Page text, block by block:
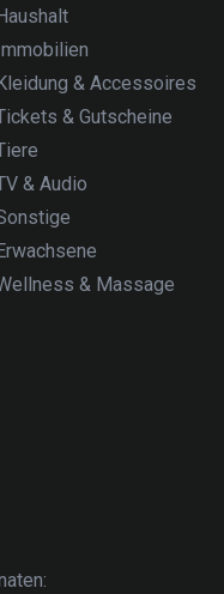
& Accessoires
& Gutscheine
& Audio
& Massage